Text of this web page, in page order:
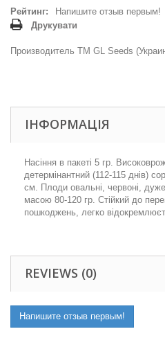
Рейтинг:
Напишите отзыв первым!
Друкувати
Производитель ТМ GL Seeds
ІНФОРМАЦІЯ
Насіння в пакеті 5 гр.
детермінантний (112-115 днів)
см. Плоди овальні, червоні,
масою 80-120 гр. Стійкий до
пошкоджень, легко
REVIEWS (0)
Напишите отзыв первым!